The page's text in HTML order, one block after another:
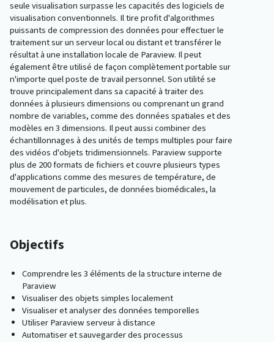
seule visualisation surpasse les capacités des logiciels de
visualisation conventionnels. Il tire profit d'algorithmes
puissants de compression des données pour effectuer le
traitement sur un serveur local ou distant et transférer le
résultat à une installation locale de Paraview. Il peut
également être utilisé de façon complètement portable sur
n'importe quel poste de travail personnel. Son utilité se
trouve principalement dans sa capacité à traiter des
données à plusieurs dimensions ou comprenant un grand
nombre de variables, comme des données spatiales et des
modèles en 3 dimensions. Il peut aussi combiner des
échantillonnages à des unités de temps multiples pour faire
des vidéos d'objets tridimensionnels. Paraview supporte
plus de 200 formats de fichiers et couvre plusieurs types
d'applications comme des mesures de température, de
mouvement de particules, de données biomédicales, la
modélisation et plus.
Objectifs
Comprendre les 3 éléments de la structure interne de
Paraview
Visualiser des objets simples localement
Visualiser et analyser des données temporelles
Utiliser Paraview serveur à distance
Automatiser et sauvegarder des processus